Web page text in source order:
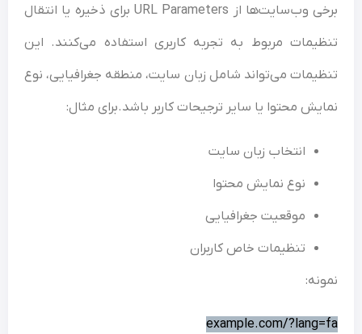
برخی وب‌سایت‌ها از URL Parameters برای ذخیره یا انتقال
مربوط به تجربه کاربری استفاده می‌کنند. این
می‌تواند شامل زبان سایت، منطقه جغرافیایی، نوع
محتوا یا سایر ترجیحات کاربر باشد.برای مثال:
انتخاب زبان سایت
نوع نمایش محتوا
موقعیت جغرافیایی
تنظیمات خاص کاربران
example.com/